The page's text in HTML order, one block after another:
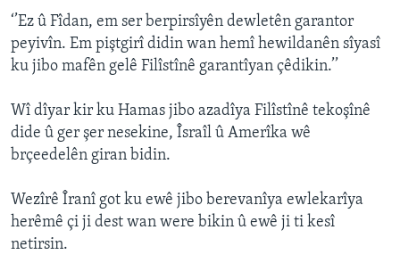
‘’Ez û Fîdan, em ser berpirsîyên dewletên garantor
peyivîn. Em piştgirî didin wan hemî hewildanên sîyasî
ku jibo mafên gelê Filîstînê garantîyan çêdikin.’’
Wî dîyar kir ku Hamas jibo azadîya Filîstînê tekoşînê
dide û ger şer nesekine, Îsraîl û Amerîka wê
brçeedelên giran bidin.
Wezîrê Îranî got ku ewê jibo berevanîya ewlekarîya
herêmê çi ji dest wan were bikin û ewê ji ti kesî
netirsin.